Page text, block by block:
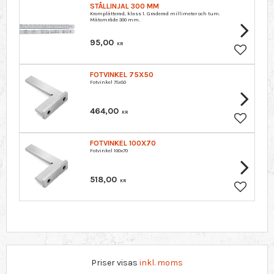
STÅLLINJAL 300 MM
Kromplätterad, klass 1. Graderad millimeter och tum.
Mätområde 300 mm.
95,00 KR
Lägg till
FOTVINKEL 75X50
Fotvinkel 75x50
464,00 KR
Lägg till
FOTVINKEL 100X70
Fotvinkel 100x70
518,00 KR
Lägg till
Priser visas inkl. moms